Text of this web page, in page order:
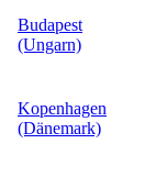
Budapest
(Ungarn)
Kopenhagen
(Dänemark)